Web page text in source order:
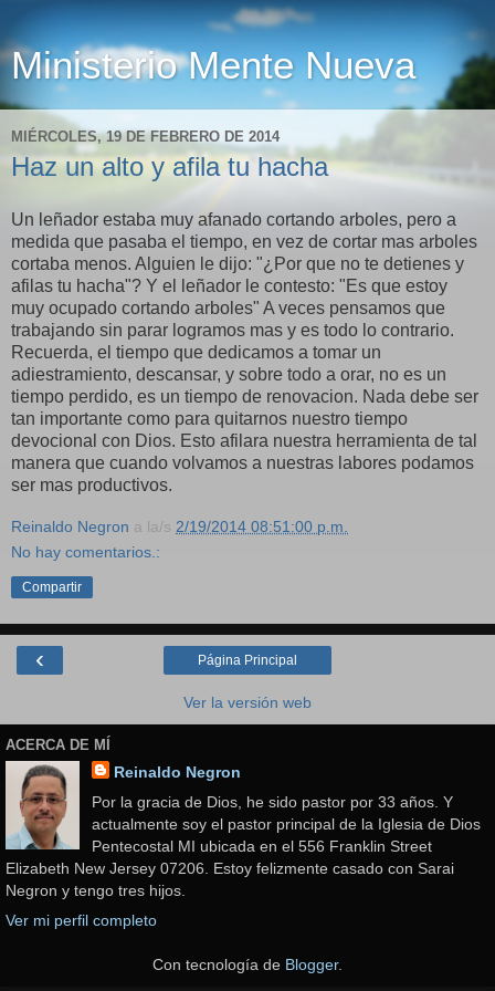
Ministerio Mente Nueva
MIÉRCOLES, 19 DE FEBRERO DE 2014
Haz un alto y afila tu hacha
Un leñador estaba muy afanado cortando arboles, pero a
medida que pasaba el tiempo, en vez de cortar mas arboles
cortaba menos. Alguien le dijo: "¿Por que no te detienes y
afilas tu hacha"? Y el leñador le contesto: "Es que estoy
muy ocupado cortando arboles" A veces pensamos que
trabajando sin parar logramos mas y es todo lo contrario.
Recuerda, el tiempo que dedicamos a tomar un
adiestramiento, descansar, y sobre todo a orar, no es un
tiempo perdido, es un tiempo de renovacion. Nada debe ser
tan importante como para quitarnos nuestro tiempo
devocional con Dios. Esto afilara nuestra herramienta de tal
manera que cuando volvamos a nuestras labores podamos
ser mas productivos.
Reinaldo Negron a la/s 2/19/2014 08:51:00 p.m.
No hay comentarios.:
Compartir
‹ Página Principal
Ver la versión web
ACERCA DE MÍ
Reinaldo Negron
Por la gracia de Dios, he sido pastor por 33 años. Y
actualmente soy el pastor principal de la Iglesia de Dios
Pentecostal MI ubicada en el 556 Franklin Street
Elizabeth New Jersey 07206. Estoy felizmente casado con Sarai
Negron y tengo tres hijos.
Ver mi perfil completo
Con tecnología de Blogger.